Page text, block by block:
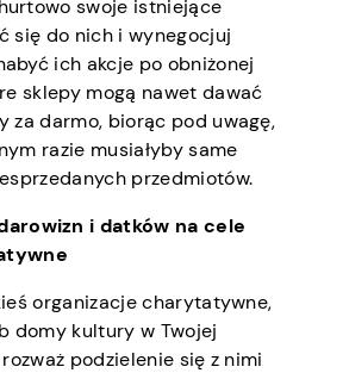
swoje istniejące
się do nich i wynegocjuj
ich akcje po obniżonej
sklepy mogą nawet dawać
za darmo, biorąc pod uwagę,
razie musiałyby same
przedmiotów.
i datków na cele
organizacje charytatywne,
domy kultury w Twojej
podzielenie się z nimi